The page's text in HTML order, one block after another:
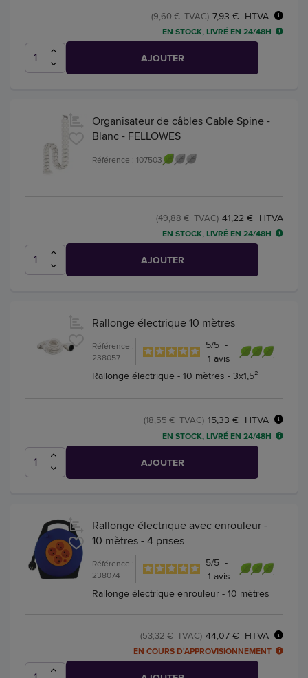
7,93 € HTVA
(9,60 € TVAC)
EN STOCK, LIVRÉ EN 24/48H
AJOUTER
Organisateur de câbles Cable Spine -
Blanc - FELLOWES
Référence : 107503
41,22 € HTVA
(49,88 € TVAC)
EN STOCK, LIVRÉ EN 24/48H
AJOUTER
Rallonge électrique 10 mètres
Référence :
238057
5/5 -
1 avis
Rallonge électrique - 10 mètres - 3x1,5²
15,33 € HTVA
(18,55 € TVAC)
EN STOCK, LIVRÉ EN 24/48H
AJOUTER
Rallonge électrique avec enrouleur -
10 mètres - 4 prises
Référence :
238074
5/5 -
1 avis
Rallonge électrique enrouleur - 10 mètres
44,07 € HTVA
(53,32 € TVAC)
EN COURS D'APPROVISIONNEMENT